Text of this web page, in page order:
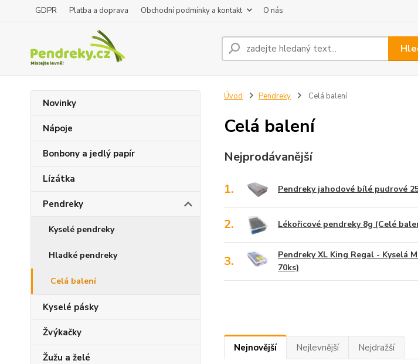
GDPR Platba a doprava Obchodní podmínky a kontakt O nás
Novinky
Nápoje
Bonbony a jedlý papír
Lízátka
Pendreky
Kyselé pendreky
Hladké pendreky
Celá balení
Kyselé pásky
Žvýkačky
Žužu a želé
Úvod Pendreky Celá balení
Celá balení
Nejprodávanější
1. Pendreky jahodové bílé pudrové
2. Lékořicové pendreky 8g (Celé
3.
Pendreky XL King Regal - Kyselá
70ks)
Nejnovější Nejlevnější Nejdražší